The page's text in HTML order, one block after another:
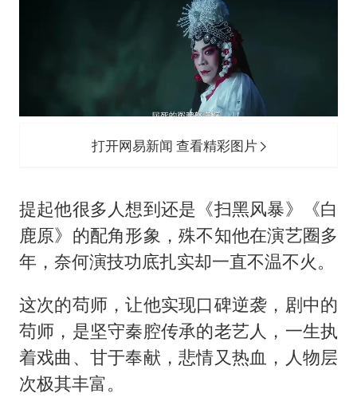
打开网易新闻 查看精彩图片
提起他很多人想到还是《扫黑风暴》《白
鹿原》的配角形象，殊不知他在演艺圈多
年，奈何演技功底扎实却一直不温不火。
这次的苟师，让他实现口碑逆袭，剧中的
苟师，是坚守秦腔传承的老艺人，一生执
着戏曲、甘于奉献，悲情又热血，人物层
次极其丰富。